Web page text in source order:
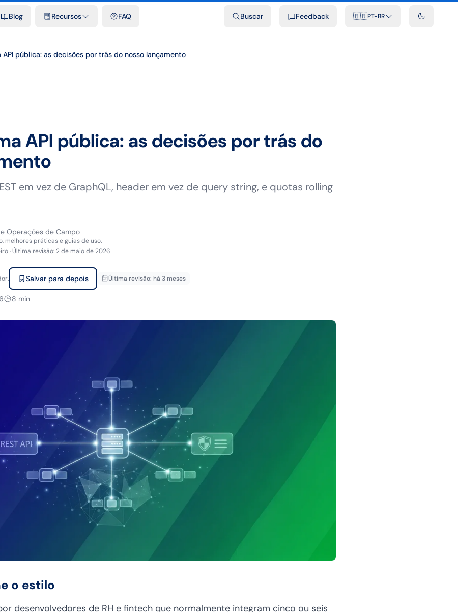
cidadesModelos e planilhas grátisComparativosTarifas oficiaisPodcastVídeosDesenvolvedoresIntegraçõesFAQ
Blog Recursos FAQ Buscar Feedback 🇧🇷PT-BR
API pública: as decisões por trás do nosso lançamento
API pública: as decisões por trás do
em vez de GraphQL, header em vez de query string, e quotas rolling
Operações de Campo
melhores práticas e guias de uso.
·Última revisão:2 de maio de 2026
Salvar para depois Última revisão: há 3 meses
8 min
o estilo
desenvolvedores de RH e fintech que normalmente integram cinco ou seis